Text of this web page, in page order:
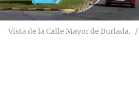
Vista de la Calle Mayor de Burlada.